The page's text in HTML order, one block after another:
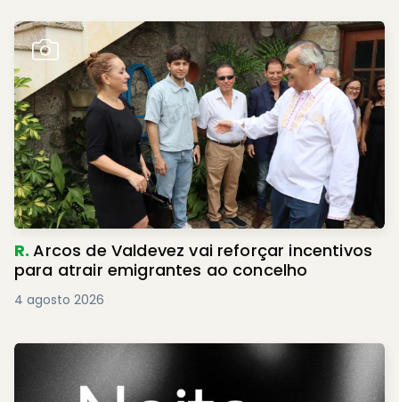
R.Arcos de Valdevez vai reforçar incentivos
para atrair emigrantes ao concelho
4 agosto 2026